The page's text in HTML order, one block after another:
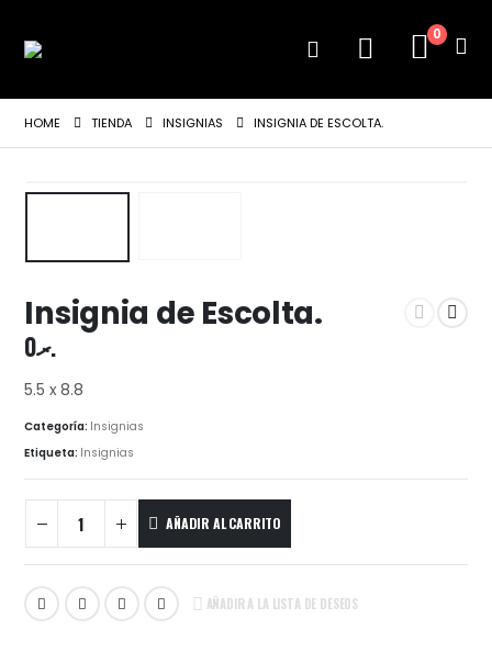
0
HOME TIENDA INSIGNIAS INSIGNIA DE ESCOLTA.
Insignia de Escolta.
.ރ0
5.5 x 8.8
Categoría: Insignias
Etiqueta: Insignias
AÑADIR AL CARRITO
AÑADIR A LA LISTA DE DESEOS